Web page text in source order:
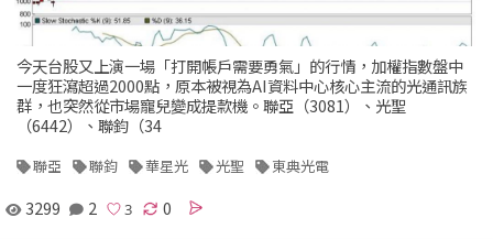
今天台股又上演一場「打開帳戶需要勇氣」的行情，加權指數盤中
一度狂瀉超過2000點，原本被視為AI資料中心核心主流的光通訊族
群，也突然從市場寵兒變成提款機。聯亞（3081）、光聖
（6442）、聯鈞（34
聯亞 聯鈞 華星光 光聖 東典光電
3299 2 0